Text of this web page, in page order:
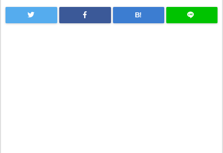
B!